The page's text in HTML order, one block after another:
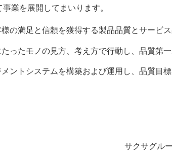
業を展開してまいります。
の満足と信頼を獲得する製品品質とサービ
ったモノの見方、考え方で行動し、品質第一
ントシステムを構築および運用し、品質目
サクサグル